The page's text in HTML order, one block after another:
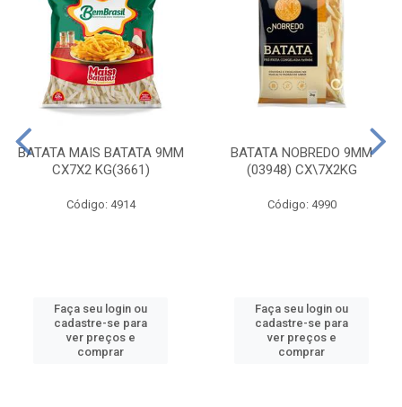
BATATA MAIS BATATA 9MM
CX7X2 KG(3661)
Código: 4914
Faça seu login ou
cadastre-se para
ver preços e
comprar
BATATA NOBREDO 9MM
(03948) CX\7X2KG
Código: 4990
Faça seu login ou
cadastre-se para
ver preços e
comprar